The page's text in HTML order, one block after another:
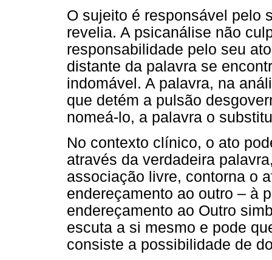
O sujeito é responsável pelo
revelia. A psicanálise não
responsabilidade pelo seu
distante da palavra se
indomável. A palavra, na
que detém a pulsão
nomeá-lo, a palavra o
No contexto clínico, o ato
através da verdadeira
associação livre, contorna o
endereçamento ao outro – à
endereçamento ao Outro
escuta a si mesmo e pode
consiste a possibilidade de